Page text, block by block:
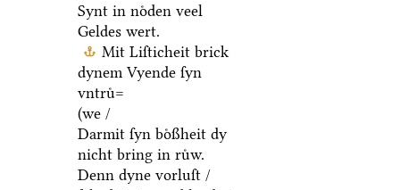
Synt in noͤden veel
Geldes wert.
Mit Liſticheit brick
dynem Vyende ſyn
vntruͤ=
(we /
Darmit ſyn boͤßheit dy
nicht bring in ruͤw.
Denn dyne vorluſt /